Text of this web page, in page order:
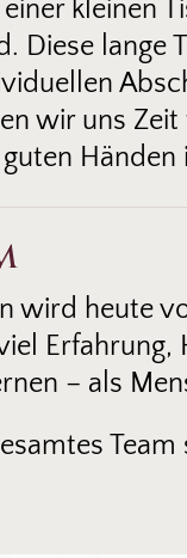
kleinen
Diese lange
wir uns
Händen
wird heute
– als
Team